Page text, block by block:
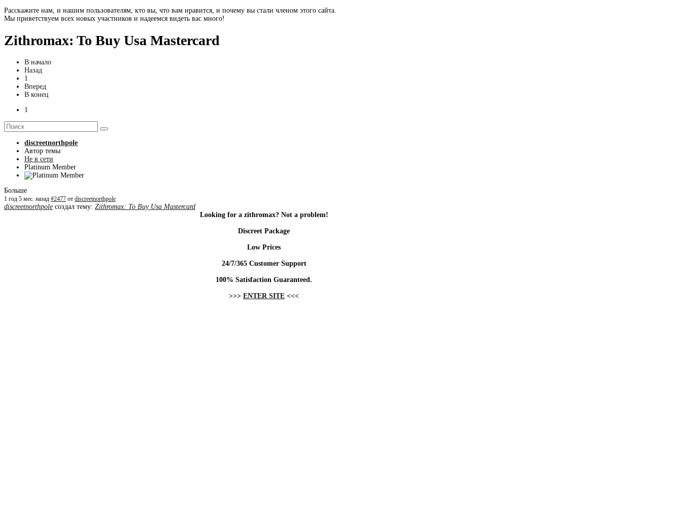
Расскажите нам, и нашим пользователям, кто вы, что вам нравится, и почему вы стали членом этого сайта.
Мы приветствуем всех новых участников и надеемся видеть вас много!
Zithromax: To Buy Usa Mastercard
В начало
Назад
1
Вперед
В конец
1
discreetnorthpole
Автор темы
Не в сети
Platinum Member
Больше
1 год 5 мес. назад #2477 от discreetnorthpole
discreetnorthpole создал тему: Zithromax: To Buy Usa Mastercard
Looking for a zithromax? Not a problem!
Discreet Package
Low Prices
24/7/365 Customer Support
100% Satisfaction Guaranteed.
>>> ENTER SITE <<<